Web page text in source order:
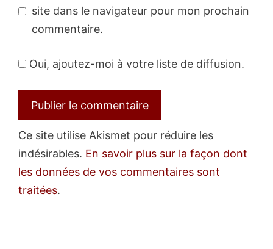
site dans le navigateur pour mon prochain
commentaire.
Oui, ajoutez-moi à votre liste de diffusion.
Ce site utilise Akismet pour réduire les
indésirables. En savoir plus sur la façon dont
les données de vos commentaires sont
traitées.